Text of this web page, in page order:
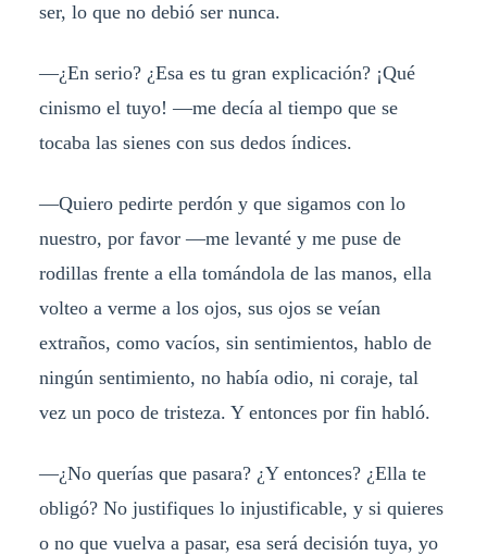
ser, lo que no debió ser nunca.
—¿En serio? ¿Esa es tu gran explicación? ¡Qué
cinismo el tuyo! —me decía al tiempo que se
tocaba las sienes con sus dedos índices.
—Quiero pedirte perdón y que sigamos con lo
nuestro, por favor —me levanté y me puse de
rodillas frente a ella tomándola de las manos, ella
volteo a verme a los ojos, sus ojos se veían
extraños, como vacíos, sin sentimientos, hablo de
ningún sentimiento, no había odio, ni coraje, tal
vez un poco de tristeza. Y entonces por fin habló.
—¿No querías que pasara? ¿Y entonces? ¿Ella te
obligó? No justifiques lo injustificable, y si quieres
o no que vuelva a pasar, esa será decisión tuya, yo